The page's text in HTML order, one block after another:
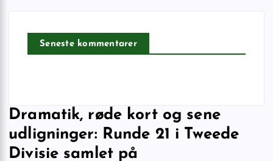
Seneste kommentarer
Dramatik, røde kort og sene
udligninger: Runde 21 i Tweede
Divisie samlet på